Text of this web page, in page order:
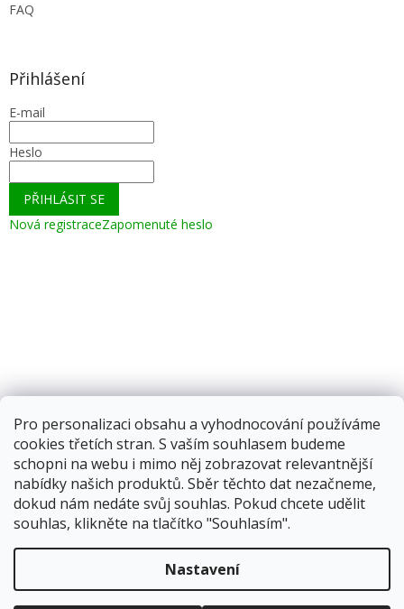
Pro personalizaci obsahu a vyhodnocování používáme
cookies třetích stran. S vaším souhlasem budeme
schopni na webu i mimo něj zobrazovat relevantnější
nabídky našich produktů. Sběr těchto dat nezačneme,
dokud nám nedáte svůj souhlas. Pokud chcete udělit
souhlas, klikněte na tlačítko "Souhlasím".
Nastavení
FAQ
Přihlášení
E-mail
Heslo
PŘIHLÁSIT SE
Nová registraceZapomenuté heslo